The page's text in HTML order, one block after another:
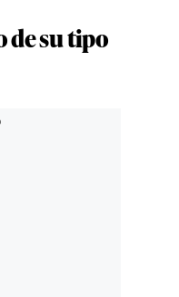
de su tipo